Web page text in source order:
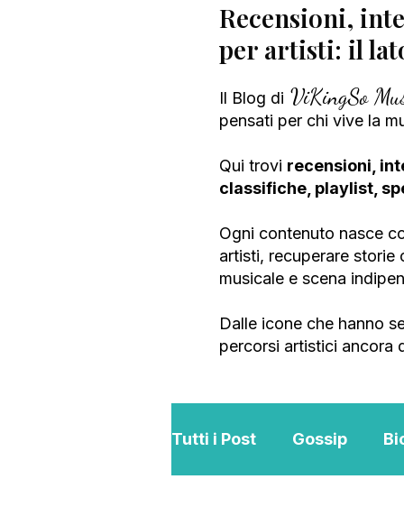
Recensioni,
per artisti: il
Il Blog di ViKingSo
pensati per chi vive la
Qui trovi recensioni,
classifiche, playlist,
Ogni contenuto nasce
artisti, recuperare storie
musicale e scena
Dalle icone che hanno
percorsi artistici ancora
Tutti i Post Gossip